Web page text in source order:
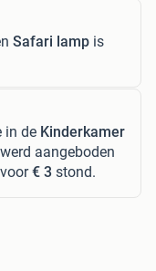
Safari lamp is
in de Kinderkamer
aangeboden
€ 3 stond.